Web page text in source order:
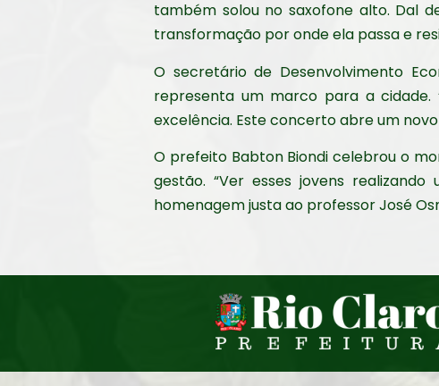
também solou no saxofone alto. Dal
transformação por onde ela passa e
O secretário de Desenvolvimento
representa um marco para a cidade.
excelência. Este concerto abre um
O prefeito Babton Biondi celebrou o
gestão. “Ver esses jovens
homenagem justa ao professor José